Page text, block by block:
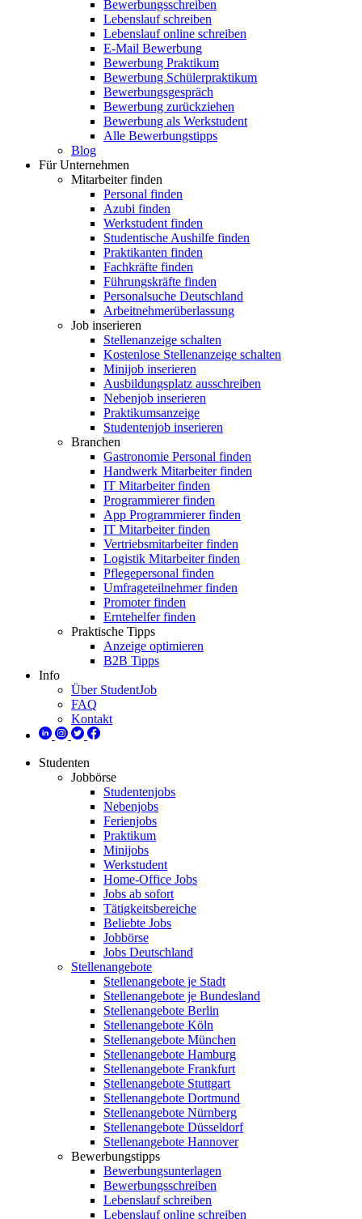
Bewerbungsschreiben
Lebenslauf schreiben
Lebenslauf online schreiben
E-Mail Bewerbung
Bewerbung Praktikum
Bewerbung Schülerpraktikum
Bewerbungsgespräch
Bewerbung zurückziehen
Bewerbung als Werkstudent
Alle Bewerbungstipps
Blog
Für Unternehmen
Mitarbeiter finden
Personal finden
Azubi finden
Werkstudent finden
Studentische Aushilfe finden
Praktikanten finden
Fachkräfte finden
Führungskräfte finden
Personalsuche Deutschland
Arbeitnehmerüberlassung
Job inserieren
Stellenanzeige schalten
Kostenlose Stellenanzeige schalten
Minijob inserieren
Ausbildungsplatz ausschreiben
Nebenjob inserieren
Praktikumsanzeige
Studentenjob inserieren
Branchen
Gastronomie Personal finden
Handwerk Mitarbeiter finden
IT Mitarbeiter finden
Programmierer finden
App Programmierer finden
IT Mitarbeiter finden
Vertriebsmitarbeiter finden
Logistik Mitarbeiter finden
Pflegepersonal finden
Umfrageteilnehmer finden
Promoter finden
Erntehelfer finden
Praktische Tipps
Anzeige optimieren
B2B Tipps
Info
Über StudentJob
FAQ
Kontakt
Studenten
Jobbörse
Studentenjobs
Nebenjobs
Ferienjobs
Praktikum
Minijobs
Werkstudent
Home-Office Jobs
Jobs ab sofort
Tätigkeitsbereiche
Beliebte Jobs
Jobbörse
Jobs Deutschland
Stellenangebote
Stellenangebote je Stadt
Stellenangebote je Bundesland
Stellenangebote Berlin
Stellenangebote Köln
Stellenangebote München
Stellenangebote Hamburg
Stellenangebote Frankfurt
Stellenangebote Stuttgart
Stellenangebote Dortmund
Stellenangebote Nürnberg
Stellenangebote Düsseldorf
Stellenangebote Hannover
Bewerbungstipps
Bewerbungsunterlagen
Bewerbungsschreiben
Lebenslauf schreiben
Lebenslauf online schreiben